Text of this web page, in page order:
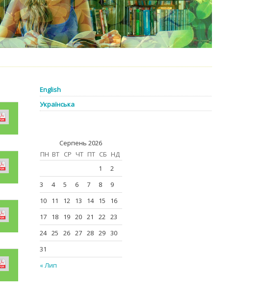
English
Українська
Серпень 2026
ПН ВТ СР ЧТ ПТ СБ НД
« Лип
1
2
3
4 5 6 7 8
9
10
11 12 13 14 15
16
17
18 19 20 21 22
23
24 25 26 27 28 29 30
31